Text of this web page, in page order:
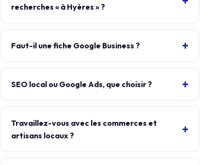
recherches « à Hyères » ?
Faut-il une fiche Google Business ?
SEO local ou Google Ads, que choisir ?
Travaillez-vous avec les commerces et
artisans locaux ?